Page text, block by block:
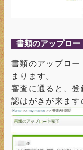
書類のアップロー
書類のアップロー
まります。
審査に通ると、登
認はがきが来ます